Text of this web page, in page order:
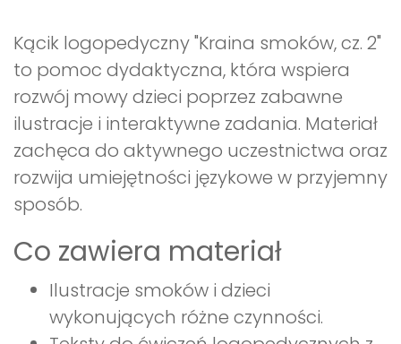
Kącik logopedyczny "Kraina smoków, cz. 2"
to pomoc dydaktyczna, która wspiera
rozwój mowy dzieci poprzez zabawne
ilustracje i interaktywne zadania. Materiał
zachęca do aktywnego uczestnictwa oraz
rozwija umiejętności językowe w przyjemny
sposób.
Co zawiera materiał
Ilustracje smoków i dzieci
wykonujących różne czynności.